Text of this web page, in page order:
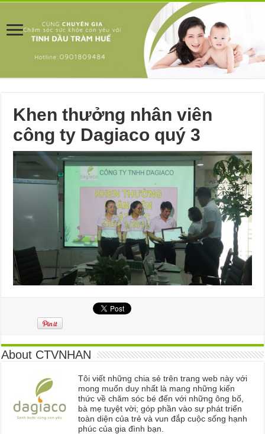
Khen thưởng nhân viên
công ty Dagiaco quý 3
About CTVNHAN
Tôi viết những chia sẻ trên trang web này với
mong muốn duy nhất là mang những kiến
thức về chăm sóc bé đến với những ông bố,
bà mẹ tuyệt vời; góp phần vào sự phát triển
toàn diện của trẻ và vun đắp cuộc sống hạnh
phúc của gia đình bạn.